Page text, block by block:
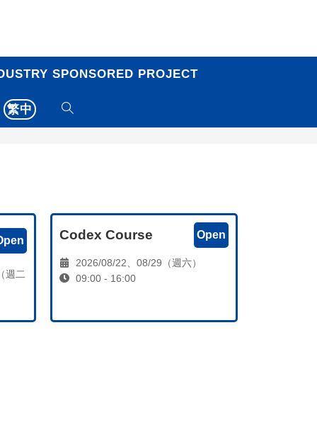
SPONSORED PROJECT
繁中
週二
Codex Course Open
2026/08/22、08/29（週六）
09:00 - 16:00